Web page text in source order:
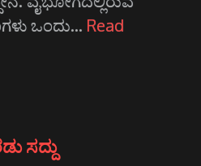
ಒಂದು… Read
ಸದ್ದು